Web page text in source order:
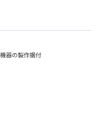
器の製作据付